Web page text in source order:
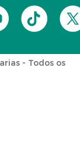
- Todos os